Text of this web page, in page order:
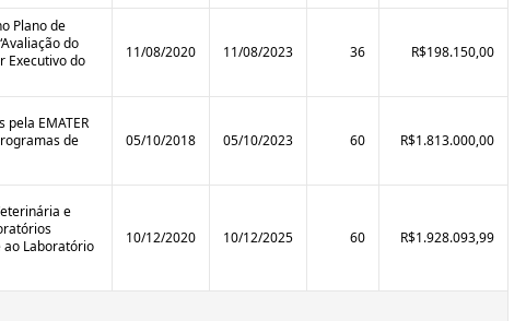
Plano de
do
Executivo do
11/08/2020 11/08/2023 36 R$198.150,00
EMATER
de
05/10/2018 05/10/2023 60 R$1.813.000,00
e
ao Laboratório
10/12/2020 10/12/2025 60 R$1.928.093,99